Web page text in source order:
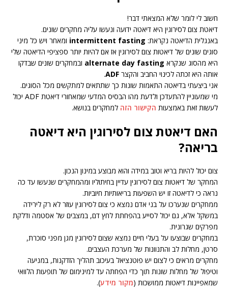
חשוב לי לומר שלא המצאתי דבר!
דיאטת צום לסירוגין היא דיאטה ידועה ונעשו עליה מחקרים שונים.
באנגלית הדיאטה נקראת: intermittent fasting ומאחר ויש כל מיני
סוגים שונים של דיאטות צום לסירוגין אז אם להיות יותר ספציפי הדיאטה שלי
היא מהסוג שנקרא alternate day fasting ובמחקרים שונים שבדקו
אותה היא זכתה לכינוי החביב והקצר ADF
.
אני ביצעתי בדיאטה התאמות שונות כך שתתאים למתקשים מכל הסוגים.
מי שמעוניין להתעדכן ולדעת מהו הבסיס המדעי שמאחורי דיאטת ADF יכול
לעשות זאת באמצעות הקישור הזה למחקרים בנושא.
האם דיאטת צום לסירוגין היא דיאטה
בריאה?
צום יכול להיות בריא וטוב במידה והוא מבוצע במינון הנכון.
המחקר של דיאטות צום לסירוגין עדיין בחיתוליו ומהמחקרים שנעשו עד כה
נראה כי לדיאטה זו יש השפעות בריאותיות חיוביות.
ממחקרים שנערכו על בני אדם נמצא כי צום לסירוגין עוזר לא רק לירידה
במשקל אלא, גם יכול לסייע בהפחתת לחץ דם, במצבים של אסטמה ודלקת
מפרקים שגרונית.
במחקרים שבוצעו על בעלי חיים נמצא שצום לסירוגין מגן מפני סוכרת,
סרטן, מחלות לב והתנוונות של מערכת העצבים.
מחקרים מראים כי לצום יש פוטנציאל בעיכוב תהליך הזדקנות, במניעה
וטיפול של מחלות שונות תוך כדי הפחתה עד למינימום של תופעות הלוואי
שמאפיינות דיאטות ממושכות (מקור מידע).